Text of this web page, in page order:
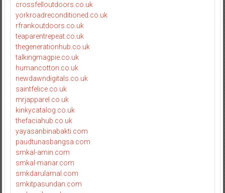
crossfelloutdoors.co.uk
yorkroadreconditioned.co.uk
rfrankoutdoors.co.uk
teaparentrepeat.co.uk
thegenerationhub.co.uk
talkingmagpie.co.uk
humancotton.co.uk
newdawndigitals.co.uk
saintfelice.co.uk
mrjapparel.co.uk
kinkycatalog.co.uk
thefaciahub.co.uk
yayasanbinabakti.com
paudtunasbangsa.com
smkal-amin.com
smkal-manar.com
smkdarulamal.com
smkitpasundan.com